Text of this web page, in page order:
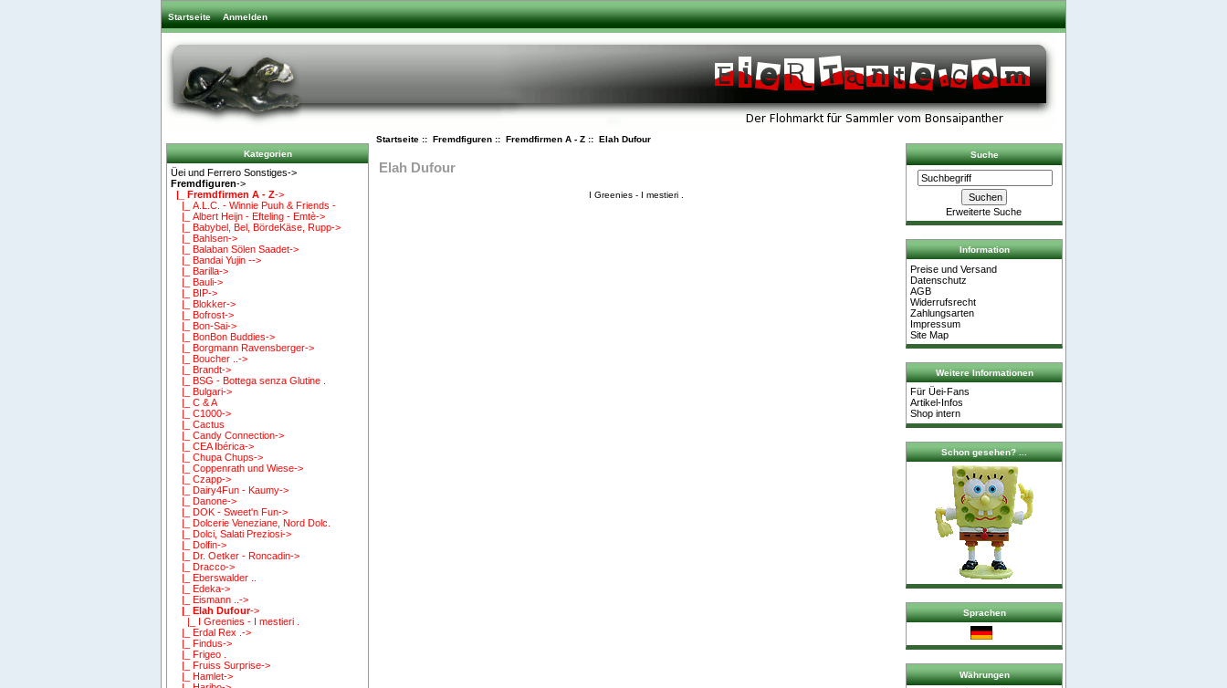
Startseite Anmelden
Kategorien
Üei und Ferrero Sonstiges->
Fremdfiguren->
|_ Fremdfirmen A - Z->
|_ A.L.C. - Winnie Puuh & Friends -
|_ Albert Heijn - Efteling - Emtè->
|_ Babybel, Bel, BördeKäse, Rupp->
|_ Bahlsen->
|_ Balaban Sölen Saadet->
|_ Bandai Yujin -->
|_ Barilla->
|_ Bauli->
|_ BIP->
|_ Blokker->
|_ Bofrost->
|_ Bon-Sai->
|_ BonBon Buddies->
|_ Borgmann Ravensberger->
|_ Boucher ..->
|_ Brandt->
|_ BSG - Bottega senza Glutine .
|_ Bulgari->
|_ C & A
|_ C1000->
|_ Cactus
|_ Candy Connection->
|_ CEA Ibérica->
|_ Chupa Chups->
|_ Coppenrath und Wiese->
|_ Czapp->
|_ Dairy4Fun - Kaumy->
|_ Danone->
|_ DOK - Sweet'n Fun->
|_ Dolcerie Veneziane, Nord Dolc.
|_ Dolci, Salati Preziosi->
|_ Dolfin->
|_ Dr. Oetker - Roncadin->
|_ Dracco->
|_ Eberswalder ..
|_ Edeka->
|_ Eismann ..->
|_ Elah Dufour->
|_ I Greenies - I mestieri .
|_ Erdal Rex .->
|_ Findus->
|_ Frigeo .
|_ Fruiss Surprise->
|_ Hamlet->
Startseite:: Fremdfiguren:: Fremdfirmen A - Z:: Elah Dufour
Elah Dufour
I Greenies - I mestieri .
Suche
Erweiterte Suche
Information
Preise und Versand
Datenschutz
AGB
Widerrufsrecht
Zahlungsarten
Impressum
Site Map
Weitere Informationen
Für Üei-Fans
Artikel-Infos
Shop intern
Schon gesehen? ...
Sprachen
Währungen